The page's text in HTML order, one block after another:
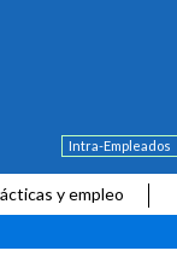
Intra-Empleados
y empleo